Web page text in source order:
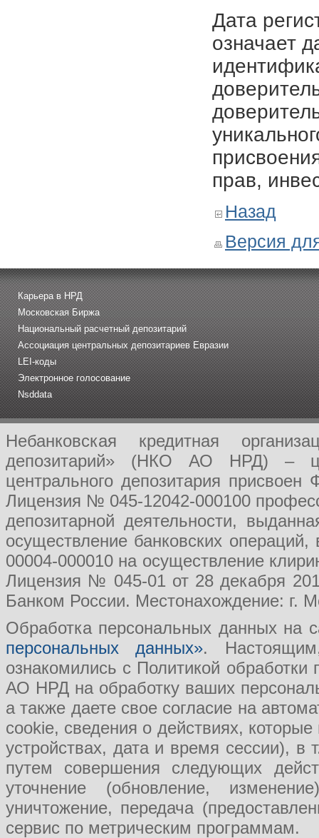
Дата
означает
прав,
Назад
Версия
Карьера в НРД
Московская Биржа
Национальный расчетный депозитарий
Ассоциация центральных депозитариев Евразии
LEI-коды
Электронное голосование
Nsddata
Небанковская кредитная
депозитарий» (НКО АО НРД) –
центрального депозитария
Лицензия № 045-12042-000100
депозитарной деятельности,
осуществление банковских
00004-000010 на осуществление
Лицензия № 045-01 от 28 декабря
Банком России. Местонахождение: г.
Обработка персональных данных на
персональных данных».
ознакомились с Политикой
АО НРД на обработку ваших
а также даете свое согласие на
cookie, сведения о действиях,
устройствах, дата и время сессии), в
путем совершения следующих
уточнение (обновление,
уничтожение, передача
сервис по метрическим программам.